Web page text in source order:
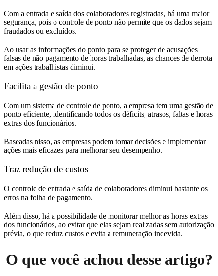
Com a entrada e saída dos colaboradores registradas, há uma maior
segurança, pois o controle de ponto não permite que os dados sejam
fraudados ou excluídos.
Ao usar as informações do ponto para se proteger de acusações
falsas de não pagamento de horas trabalhadas, as chances de derrota
em ações trabalhistas diminui.
Facilita a gestão de ponto
Com um sistema de controle de ponto, a empresa tem uma gestão de
ponto eficiente, identificando todos os déficits, atrasos, faltas e horas
extras dos funcionários.
Baseadas nisso, as empresas podem tomar decisões e implementar
ações mais eficazes para melhorar seu desempenho.
Traz redução de custos
O controle de entrada e saída de colaboradores diminui bastante os
erros na folha de pagamento.
Além disso, há a possibilidade de monitorar melhor as horas extras
dos funcionários, ao evitar que elas sejam realizadas sem autorização
prévia, o que reduz custos e evita a remuneração indevida.
O que você achou desse artigo?